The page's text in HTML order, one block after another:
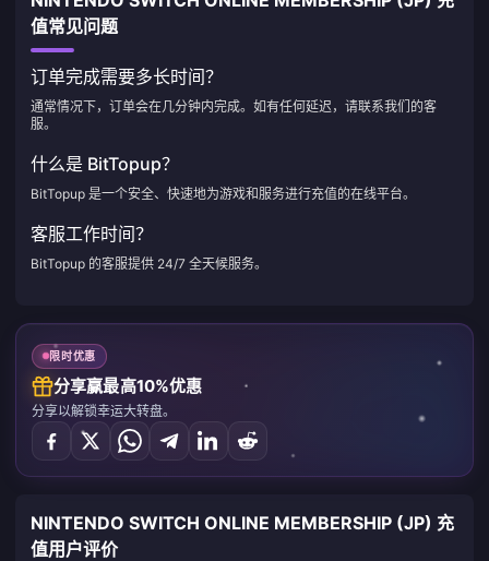
值常见问题
订单完成需要多长时间？
通常情况下，订单会在几分钟内完成。如有任何延迟，请联系我们的客
服。
什么是 BitTopup？
BitTopup 是一个安全、快速地为游戏和服务进行充值的在线平台。
客服工作时间？
BitTopup 的客服提供 24/7 全天候服务。
限时优惠
分享赢最高10%优惠
分享以解锁幸运大转盘。
NINTENDO SWITCH ONLINE MEMBERSHIP (JP) 充
值用户评价